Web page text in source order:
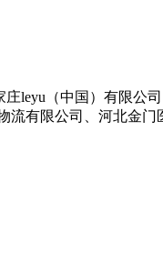
leyu（中国）有限公
流有限公司、河北金